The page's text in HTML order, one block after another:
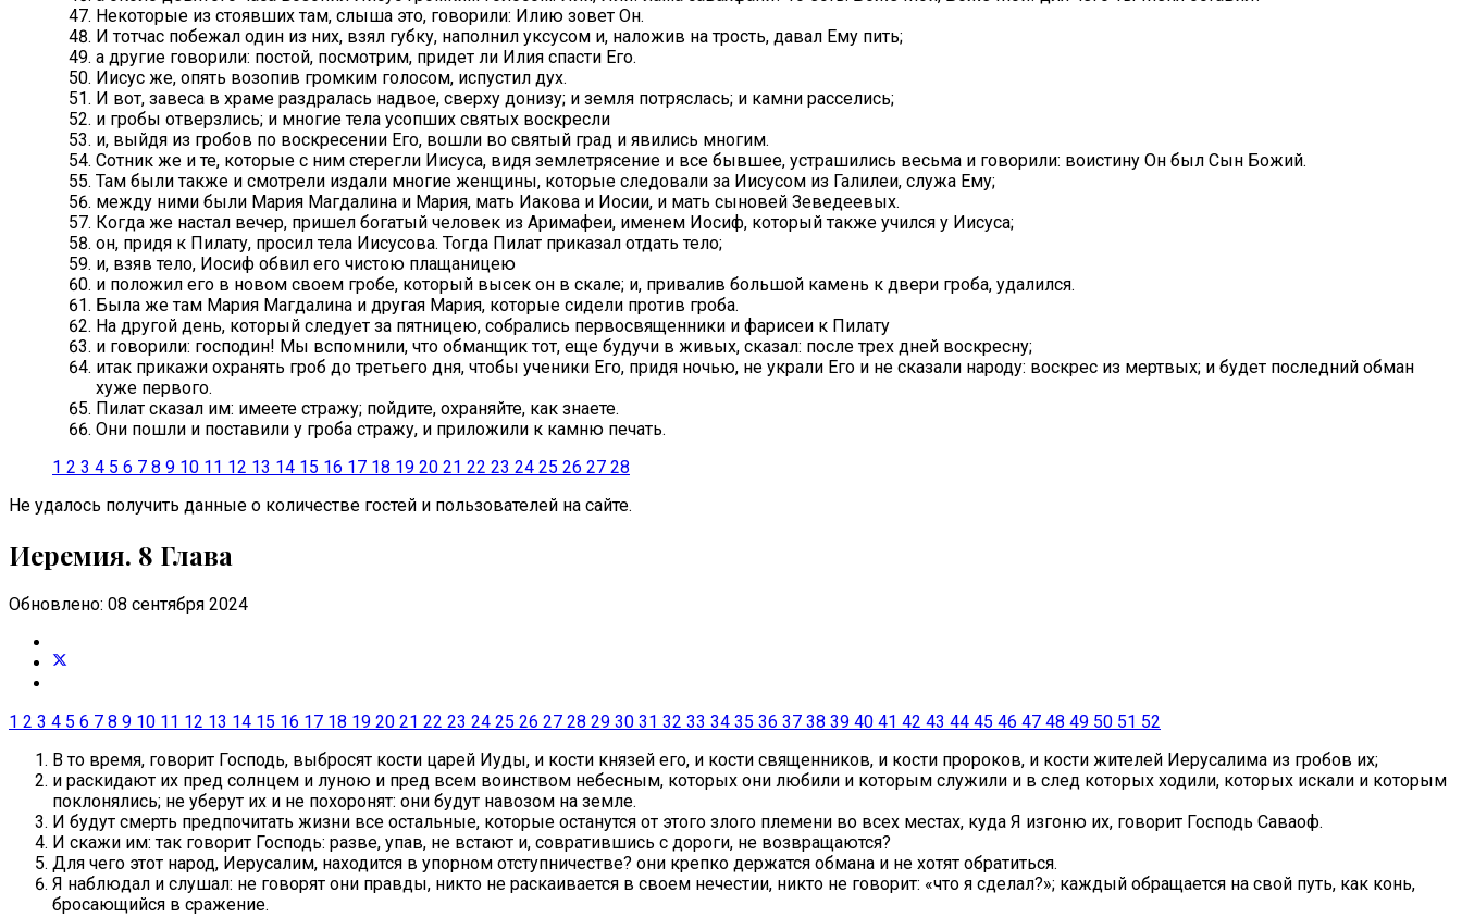
Некоторые из стоявших там, слыша это, говорили: Илию зовет Он.
И тотчас побежал один из них, взял губку, наполнил уксусом и, наложив на трость, давал Ему пить;
а другие говорили: постой, посмотрим, придет ли Илия спасти Его.
Иисус же, опять возопив громким голосом, испустил дух.
И вот, завеса в храме раздралась надвое, сверху донизу; и земля потряслась; и камни расселись;
и гробы отверзлись; и многие тела усопших святых воскресли
и, выйдя из гробов по воскресении Его, вошли во святый град и явились многим.
Сотник же и те, которые с ним стерегли Иисуса, видя землетрясение и все бывшее, устрашились весьма и говорили: воистину Он был Сын Божий.
Там были также и смотрели издали многие женщины, которые следовали за Иисусом из Галилеи, служа Ему;
между ними были Мария Магдалина и Мария, мать Иакова и Иосии, и мать сыновей Зеведеевых.
Когда же настал вечер, пришел богатый человек из Аримафеи, именем Иосиф, который также учился у Иисуса;
он, придя к Пилату, просил тела Иисусова. Тогда Пилат приказал отдать тело;
и, взяв тело, Иосиф обвил его чистою плащаницею
и положил его в новом своем гробе, который высек он в скале; и, привалив большой камень к двери гроба, удалился.
Была же там Мария Магдалина и другая Мария, которые сидели против гроба.
На другой день, который следует за пятницею, собрались первосвященники и фарисеи к Пилату
и говорили: господин! Мы вспомнили, что обманщик тот, еще будучи в живых, сказал: после трех дней воскресну;
итак прикажи охранять гроб до третьего дня, чтобы ученики Его, придя ночью, не украли Его и не сказали народу: воскрес из мертвых; и будет последний обман
хуже первого.
Пилат сказал им: имеете стражу; пойдите, охраняйте, как знаете.
Они пошли и поставили у гроба стражу, и приложили к камню печать.
1 2 3 4 5 6 7 8 9 10 11 12 13 14 15 16 17 18 19 20 21 22 23 24 25 26 27 28
Не удалось получить данные о количестве гостей и пользователей на сайте.
Иеремия. 8 Глава
Обновлено: 08 сентября 2024
1 2 3 4 5 6 7 8 9 10 11 12 13 14 15 16 17 18 19 20 21 22 23 24 25 26 27 28 29 30 31 32 33 34 35 36 37 38 39 40 41 42 43 44 45 46 47 48 49 50 51 52
В то время, говорит Господь, выбросят кости царей Иуды, и кости князей его, и кости священников, и кости пророков, и кости жителей Иерусалима из гробов их;
и раскидают их пред солнцем и луною и пред всем воинством небесным, которых они любили и которым служили и в след которых ходили, которых искали и которым
поклонялись; не уберут их и не похоронят: они будут навозом на земле.
И будут смерть предпочитать жизни все остальные, которые останутся от этого злого племени во всех местах, куда Я изгоню их, говорит Господь Саваоф.
И скажи им: так говорит Господь: разве, упав, не встают и, совратившись с дороги, не возвращаются?
Для чего этот народ, Иерусалим, находится в упорном отступничестве? они крепко держатся обмана и не хотят обратиться.
Я наблюдал и слушал: не говорят они правды, никто не раскаивается в своем нечестии, никто не говорит: «что я сделал?»; каждый обращается на свой путь, как конь,
бросающийся в сражение.